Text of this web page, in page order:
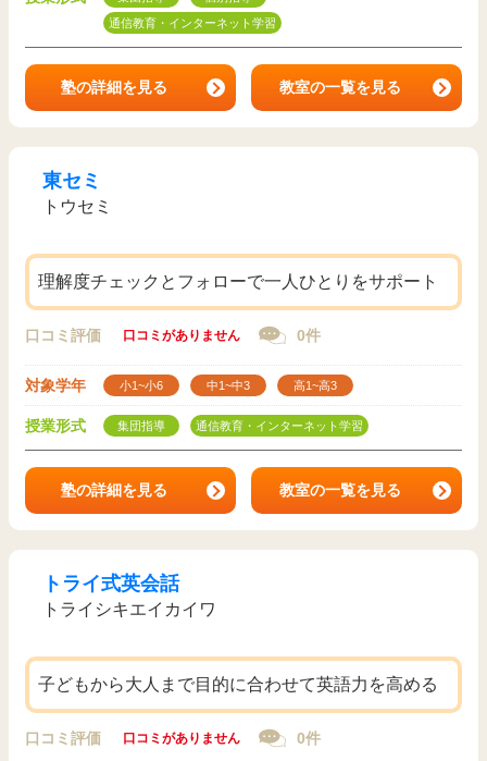
通信教育・インターネット学習
塾の詳細を見る 教室の一覧を見る
東セミ
トウセミ
理解度チェックとフォローで一人ひとりをサポート
口コミ評価 口コミがありません 0件
対象学年 小1~小6 中1~中3 高1~高3
授業形式 集団指導 通信教育・インターネット学習
塾の詳細を見る 教室の一覧を見る
トライ式英会話
トライシキエイカイワ
子どもから大人まで目的に合わせて英語力を高める
口コミ評価 口コミがありません 0件